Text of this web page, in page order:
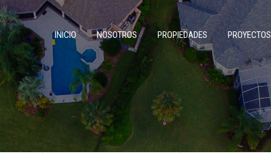
INICIO NOSOTROS PROPIEDADES PROYECTOS